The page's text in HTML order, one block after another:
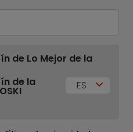
de Lo Mejor de la
de la
ES